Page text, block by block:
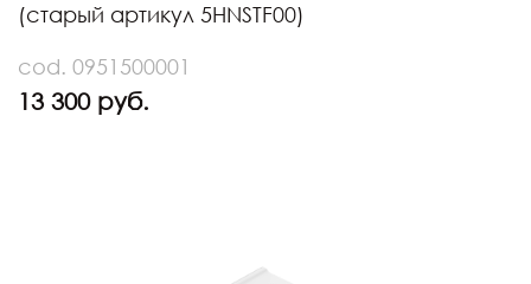
(старый артикул 5HNSTF00)
cod. 0951500001
13 300 руб.